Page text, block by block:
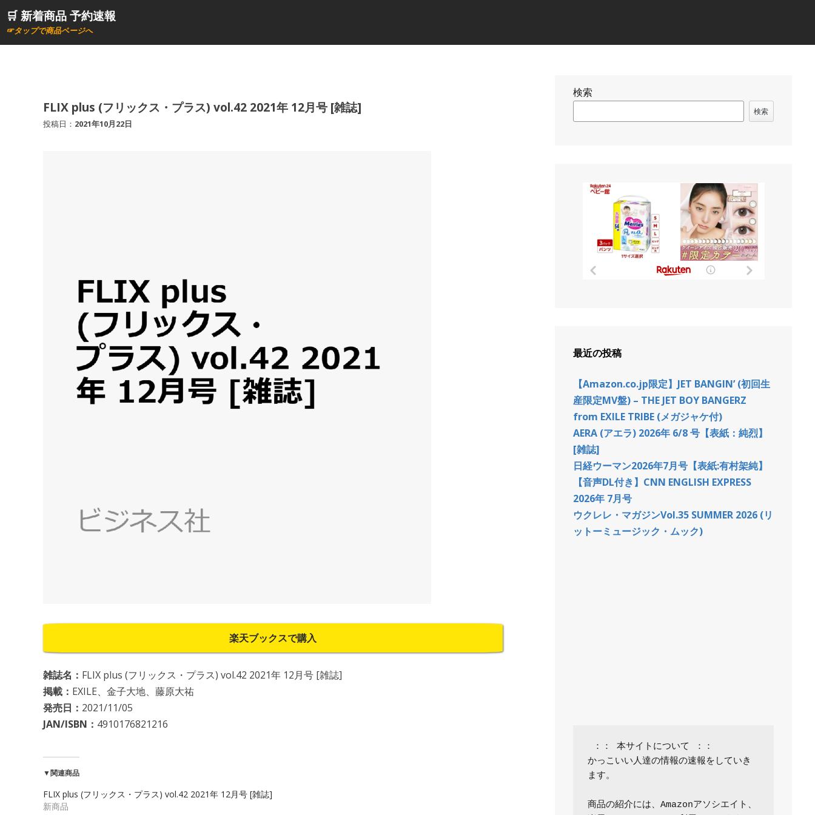
ン🛒 新着商品 予約速報
☞タップで商品ページへ
FLIX plus (フリックス・プラス) vol.42 2021年 12月号 [雑誌]
投稿日： 2021年10月22日
楽天ブックスで購入
雑誌名： FLIX plus (フリックス・プラス) vol.42 2021年 12月号 [雑誌]
掲載： EXILE、金子大地、藤原大祐
発売日： 2021/11/05
JAN/ISBN： 4910176821216
▼関連商品
FLIX plus (フリックス・プラス) vol.42 2021年 12月号 [雑誌]
新商品
検索
検索
最近の投稿
【Amazon.co.jp限定】JET BANGIN’ (初回生
産限定MV盤) – THE JET BOY BANGERZ
from EXILE TRIBE (メガジャケ付)
AERA (アエラ) 2026年 6/8 号【表紙：純烈】
[雑誌]
日経ウーマン2026年7月号【表紙:有村架純】
【音声DL付き】CNN ENGLISH EXPRESS
2026年 7月号
ウクレレ・マガジンVol.35 SUMMER 2026 (リ
ットーミュージック・ムック)
かっこいい人達の情報の速報をしていき
ます。
商品の紹介には、Amazonアソシエイト、